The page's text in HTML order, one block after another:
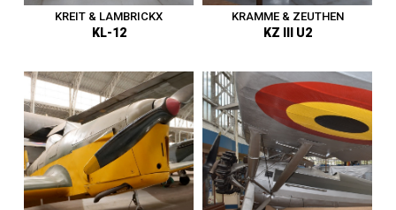
KREIT & LAMBRICKX
KL-12
ULM monoplace ultraléger de
construction personnelle -
Belgique - Premier vol en
octobre 1932 - Vit. Max. 220
km/h - Entre au musée en
1937.
1919 - 1945|Avion
KRAMME & ZEUTHEN
KZ III U2
Avion de tourisme -
Danemark - Premier vol en
septembre 1944 - Vit. Max.
185 km/h - Entre au musée en
1975.
1919 - 1945|Avion